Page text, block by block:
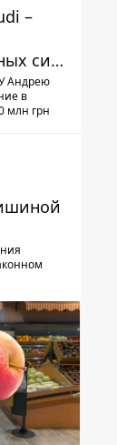
–
сил
Андрею
в
млн грн